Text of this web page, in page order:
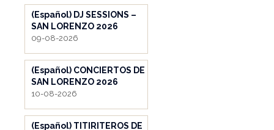
(Español) DJ SESSIONS –
SAN LORENZO 2026
09-08-2026
(Español) CONCIERTOS DE
SAN LORENZO 2026
10-08-2026
(Español) TITIRITEROS DE